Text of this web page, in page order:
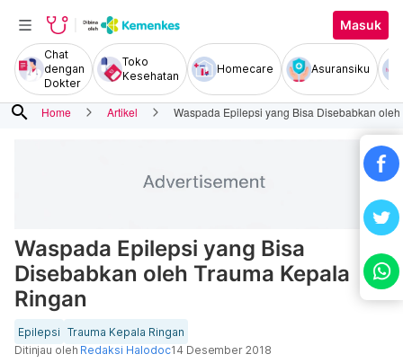
Masuk
Chat
dengan
Dokter
Toko
Kesehatan
Homecare Asuransiku
search Home Artikel Waspada Epilepsi yang Bisa Disebabkan
Waspada Epilepsi yang Bisa
Disebabkan oleh Trauma Kepala
Ringan
Epilepsi Trauma Kepala Ringan
Ditinjau oleh Redaksi Halodoc14 Desember 2018